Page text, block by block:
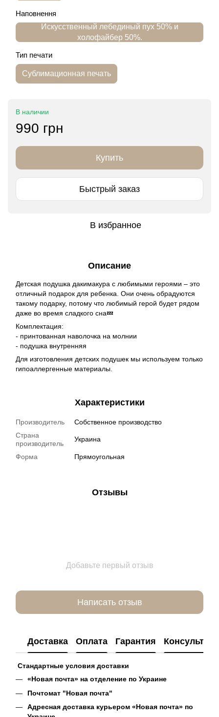
Наповнення
Искусственный лебединый пух 50% и
холофайбер 50%.
Тип печати
Сублимационная печать
В наличии
990 грн
Купить
Быстрый заказ
В избранное
Описание
Детская подушка дакимакура с любимыми героями – это
отличный подарок для ребенка. Они очень обрадуются
такому подарку, потому что любимый герой будет рядом
даже во время сладкого сна💤
Комплектация:
- принтованная наволочка на молнии
- подушка внутренняя
Для изготовления детских подушек мы используем только
гипоаллергенные материалы.
Характеристики
Производитель
Собственное производство
Страна
производитель
Украина
Форма Прямоугольная
Отзывы
Добавьте первый отзыв
Написать отзыв
Доставка Оплата Гарантия
Стандартные условия доставки
«Новая почта» на отделение по Украине
Почтомат "Новая почта"
Адресная доставка курьером «Новая почта» по